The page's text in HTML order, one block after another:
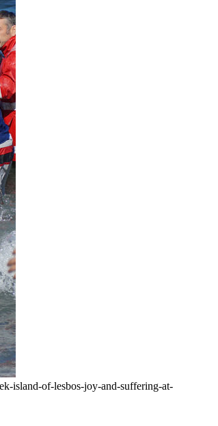
island-of-lesbos-joy-and-suffering-at-